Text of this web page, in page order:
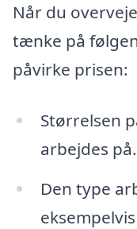
Når du
tænke på
påvirke prisen:
Størrelsen
arbejdes på.
Den type